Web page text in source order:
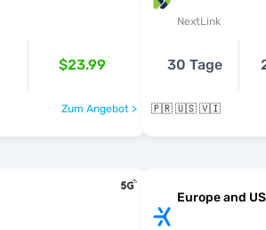
$23.99
Zum Angebot >
NextLink
30 Tage
🇵🇷 🇺🇸 🇻🇮
Europe and